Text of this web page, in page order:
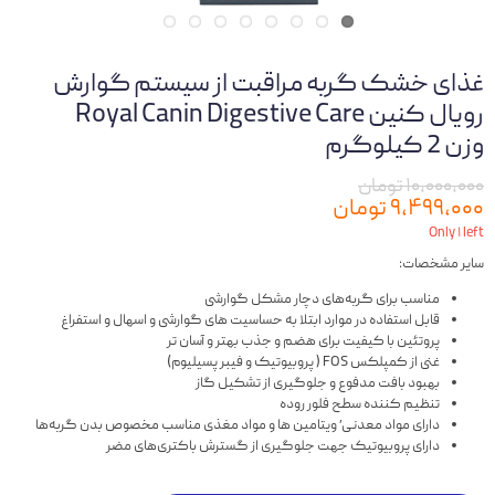
غذای خشک گربه مراقبت از سیستم گوارش
رویال کنین Royal Canin Digestive Care
وزن 2 کیلوگرم
۱۰,۰۰۰,۰۰۰ تومان
۹,۴۹۹,۰۰۰ تومان
Only ۱ left
سایر مشخصات:
مناسب برای گربه‌های دچار مشکل گوارشی
قابل استفاده در موارد ابتلا به حساسیت های گوارشی و اسهال و استفراغ
پروتئین با کیفیت برای هضم و جذب بهتر و آسان تر
غنی از کمپلکس FOS ( پروبیوتیک و فیبر پسیلیوم)
بهبود بافت مدفوع و جلوگیری از تشکیل گاز
تنظیم کننده سطح فلور روده
دارای مواد معدنی٬ ویتامین ها و مواد مغذی مناسب مخصوص بدن گربه‌ها
دارای پروبیوتیک جهت جلوگیری از گسترش باکتری‌های مضر